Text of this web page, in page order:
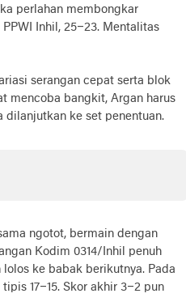
perlahan membongkar
Inhil, 25–23. Mentalitas
serangan cepat serta blok
mencoba bangkit, Argan harus
dilanjutkan ke set penentuan.
ngotot, bermain dengan
Kodim 0314/Inhil penuh
ke babak berikutnya. Pada
17–15. Skor akhir 3–2 pun